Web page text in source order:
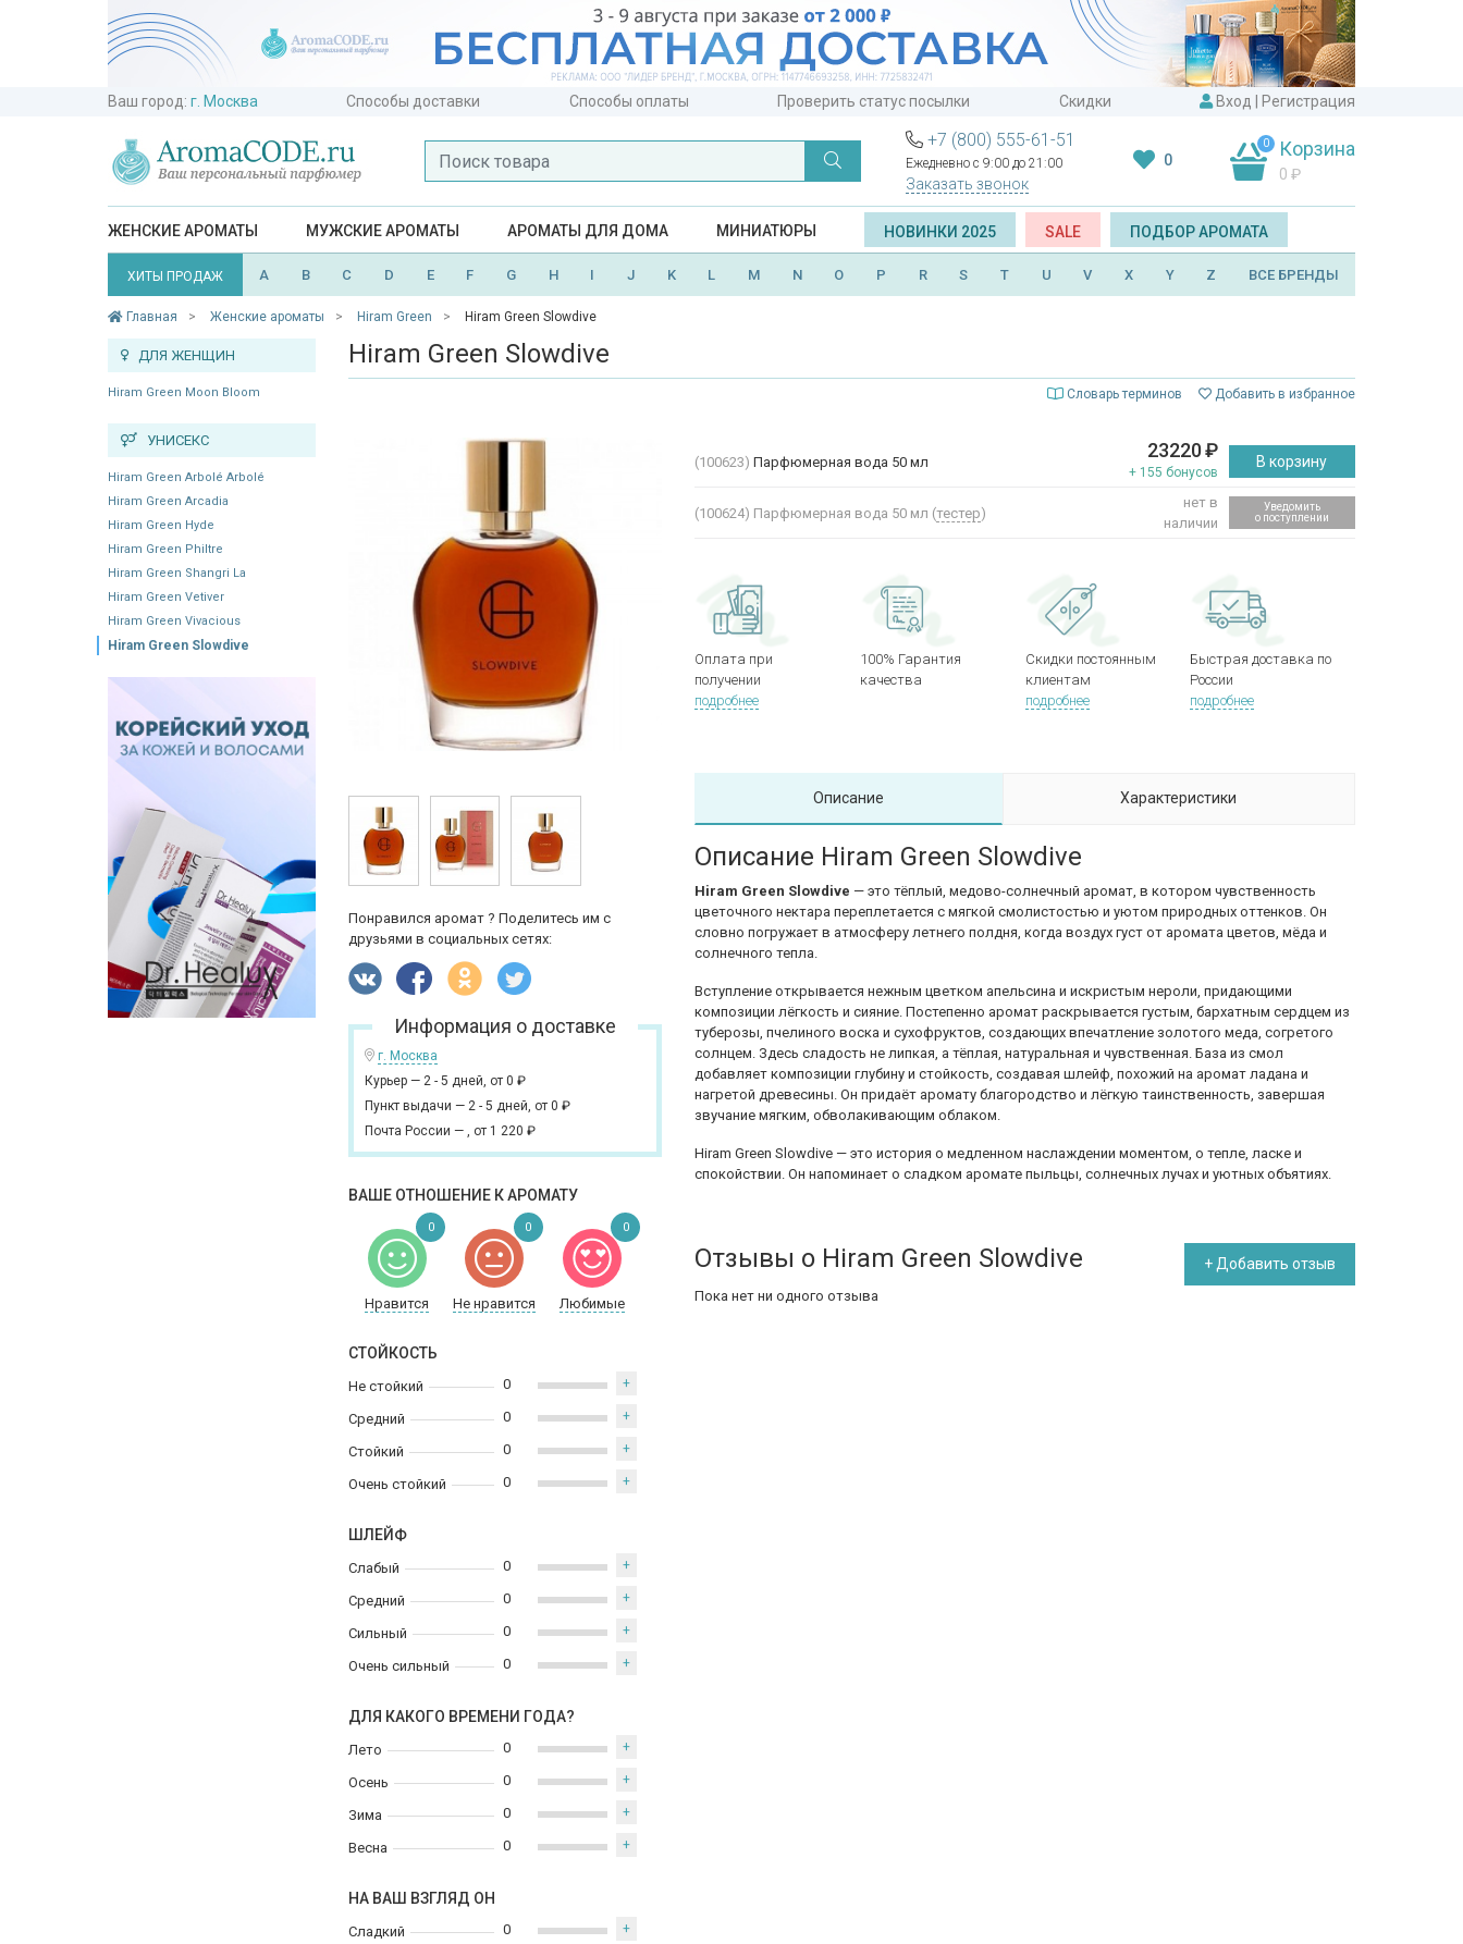
Ваш город: г. Москва Способы доставки Способы оплаты Проверить статус посылки Скидки Вход Регистрация
+7 (800) 555-61-51
Ежедневно с 9:00 до 21:00
Заказать звонок
0
0 Корзина
0 ₽
ЖЕНСКИЕ АРОМАТЫ МУЖСКИЕ АРОМАТЫ АРОМАТЫ ДЛЯ ДОМА МИНИАТЮРЫ НОВИНКИ 2025 SALE ПОДБОР АРОМАТА
ХИТЫ ПРОДАЖ A B C D E F G H I J K L M N O P R S T U V X Y Z ВСЕ БРЕНДЫ
Главная Женские ароматы Hiram Green ​Hiram Green Slowdive
ДЛЯ ЖЕНЩИН
Hiram Green Moon Bloom
УНИСЕКС
Hiram Green Arbolé Arbolé
Hiram Green Arcadia
Hiram Green Hyde
Hiram Green Philtre
Hiram Green Shangri La
Hiram Green Vetiver
Hiram Green Vivacious
​Hiram Green Slowdive
​Hiram Green Slowdive
Словарь терминов Добавить в избранное
Понравился аромат ? Поделитесь им с
друзьями в социальных сетях:
Информация о доставке
г. Москва
Курьер — 2 - 5 дней, от 0 ₽
Пункт выдачи — 2 - 5 дней, от 0 ₽
Почта России — , от 1 220 ₽
ВАШЕ ОТНОШЕНИЕ К АРОМАТУ
Нравится Не нравится Любимые
0 0 0
СТОЙКОСТЬ
Не стойкий
Средний
Стойкий
Очень стойкий
0 +
0 +
0 +
0 +
ШЛЕЙФ
Слабый
Средний
Сильный
Очень сильный
0 +
0 +
0 +
0 +
ДЛЯ КАКОГО ВРЕМЕНИ ГОДА?
Лето
Осень
Зима
Весна
0 +
0 +
0 +
0 +
НА ВАШ ВЗГЛЯД ОН
Сладкий
0 +
(100623) Парфюмерная вода 50 мл 23220₽
+ 155 бонусов
В корзину
(100624) Парфюмерная вода 50 мл (тестер)
нет в
наличии
Уведомить
о поступлении
Оплата при
получении
подробнее
100% Гарантия
качества
Скидки постоянным
клиентам
подробнее
Быстрая доставка по
России
подробнее
Описание Характеристики
Описание ​Hiram Green Slowdive
Hiram Green Slowdive — это тёплый, медово-солнечный аромат, в котором чувственность
цветочного нектара переплетается с мягкой смолистостью и уютом природных оттенков. Он
словно погружает в атмосферу летнего полдня, когда воздух густ от аромата цветов, мёда и
солнечного тепла.
Вступление открывается нежным цветком апельсина и искристым нероли, придающими
композиции лёгкость и сияние. Постепенно аромат раскрывается густым, бархатным сердцем из
туберозы, пчелиного воска и сухофруктов, создающих впечатление золотого меда, согретого
солнцем. Здесь сладость не липкая, а тёплая, натуральная и чувственная. База из смол
добавляет композиции глубину и стойкость, создавая шлейф, похожий на аромат ладана и
нагретой древесины. Он придаёт аромату благородство и лёгкую таинственность, завершая
звучание мягким, обволакивающим облаком.
Hiram Green Slowdive — это история о медленном наслаждении моментом, о тепле, ласке и
спокойствии. Он напоминает о сладком аромате пыльцы, солнечных лучах и уютных объятиях.
Отзывы о ​Hiram Green Slowdive + Добавить отзыв
Пока нет ни одного отзыва